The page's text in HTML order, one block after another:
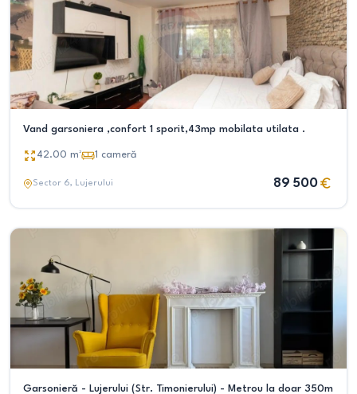
Vand garsoniera ,confort 1 sporit,43mp mobilata utilata .
42.00 m² 1 cameră
Sector 6, Lujerului 89 500
Garsonieră - Lujerului (Str. Timonierului) - Metrou la doar 350m